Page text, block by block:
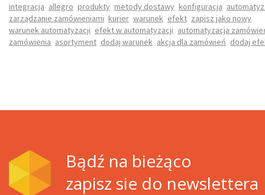
integracja allegro produkty metody dostawy konfiguracja
zarządzanie zamówieniami kurier warunek efekt zapisz jako nowy
warunek automatyzacji efekt w automatyzacji automatyzacja
zamówienia asortyment dodaj warunek akcja dla zamówień dodaj
Bądź na bieżąco
zapisz sie do newslettera